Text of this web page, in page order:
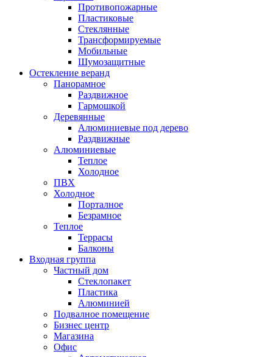
Противопожарные
Пластиковые
Стеклянные
Трансформируемые
Мобильные
Шумозащитные
Остекление веранд
Панорамное
Раздвижное
Гармошкой
Деревянные
Алюминиевые под дерево
Раздвижные
Алюминиевые
Теплое
Холодное
ПВХ
Холодное
Порталное
Безрамное
Теплое
Террасы
Балконы
Входная группа
Частный дом
Стеклопакет
Пластика
Алюминией
Подвалное помещение
Бизнес центр
Магазина
Офис